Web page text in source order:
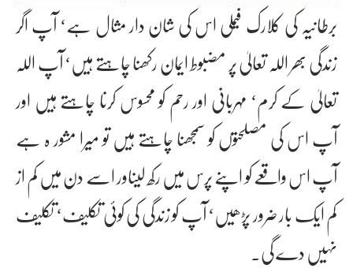
برطانیہ کی کلارک فیملی اس کی شان دار مثال ہے‘ آپ اگر
زندگی بھر اللہ تعالیٰ پر مضبوط ایمان رکھنا چاہتے ہیں‘ آپ اللہ
تعالیٰ کے کرم‘ مہربانی اور رحم کو محسوس کرنا چاہتے ہیں اور
آپ اس کی مصلحتوں کو سمجھنا چاہتے ہیں تو میرا مشور ہ ہے
آپ اس واقعے کو اپنے پرس میں رکھ لیںاور اسے دن میں کم از
کم ایک بار ضرور پڑھیں‘ آپ کو زندگی کی کوئی تکلیف‘ تکلیف
نہیں دے گی۔